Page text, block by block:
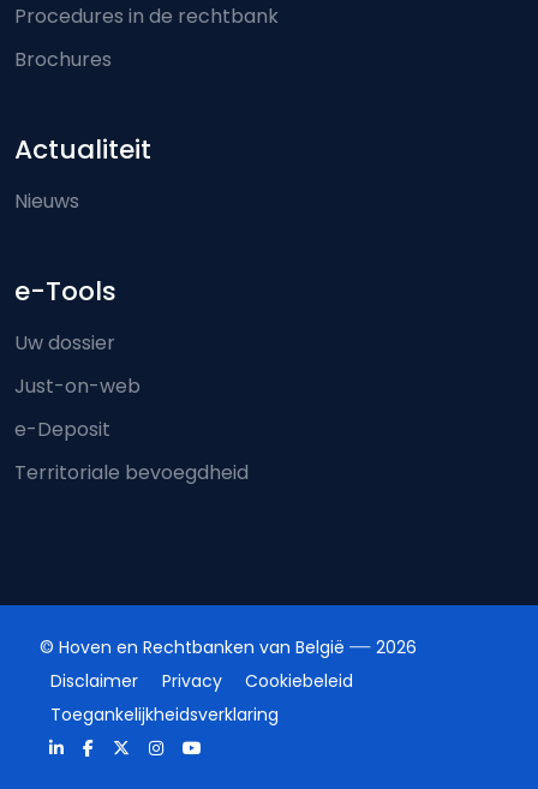
Procedures in de rechtbank
Brochures
Actualiteit
Nieuws
e-Tools
Uw dossier
Just-on-web
e-Deposit
Territoriale bevoegdheid
© Hoven en Rechtbanken van België
2026
Disclaimer
Privacy
Cookiebeleid
Toegankelijkheidsverklaring